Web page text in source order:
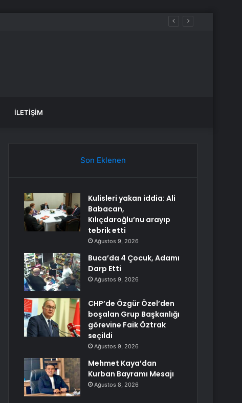
İLETIŞIM
Son Eklenen
Kulisleri yakan iddia: Ali
Babacan,
Kılıçdaroğlu’nu arayıp
tebrik etti
Ağustos 9, 2026
Buca’da 4 Çocuk, Adamı
Darp Etti
Ağustos 9, 2026
CHP’de Özgür Özel’den
boşalan Grup Başkanlığı
görevine Faik Öztrak
seçildi
Ağustos 9, 2026
Mehmet Kaya’dan
Kurban Bayramı Mesajı
Ağustos 8, 2026